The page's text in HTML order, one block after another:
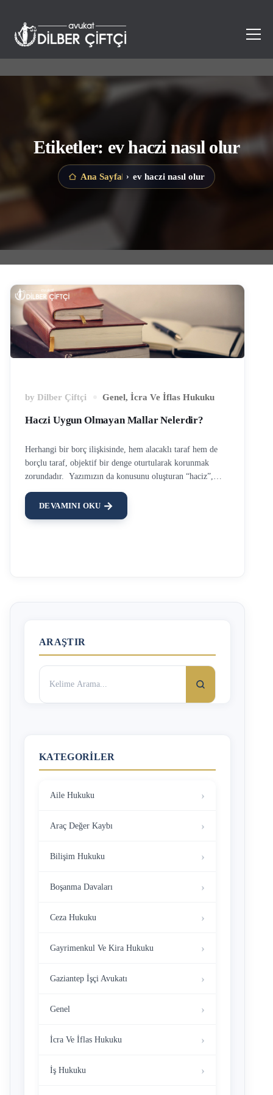
Etiketler: ev haczi nasıl olur
Ana Sayfa › ev haczi nasıl olur
by Dilber Çiftçi Genel, İcra Ve İflas Hukuku
Haczi Uygun Olmayan Mallar Nelerdir?
Herhangi bir borç ilişkisinde, hem alacaklı taraf hem de
borçlu taraf, objektif bir denge oturtularak korunmak
zorundadır. Yazımızın da konusunu oluşturan “haciz”,
hukuk gerçek veya tüzel kişisi, yasa gereği ya da tarafların
karşılıklı ve birbirine uygun irade açıklamaları ile
DEVAMINI OKU
ARAŞTIR
Arama:
KATEGORILER
Aile Hukuku
Araç Değer Kaybı
Bilişim Hukuku
Boşanma Davaları
Ceza Hukuku
Gayrimenkul Ve Kira Hukuku
Gaziantep İşçi Avukatı
Genel
İcra Ve İflas Hukuku
İş Hukuku